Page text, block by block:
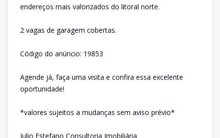
endereços mais valorizados do litoral norte.
2 vagas de garagem cobertas.
Código do anúncio: 19853
Agende já, faça uma visita e confira essa excelente
oportunidade!
*valores sujeitos a mudanças sem aviso prévio*
Julio Estefano Consultoria Imobiliária